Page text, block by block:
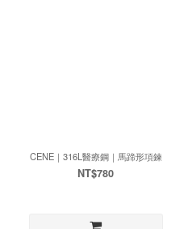
CENE｜316L醫療鋼｜馬蹄形項鍊
NT$780